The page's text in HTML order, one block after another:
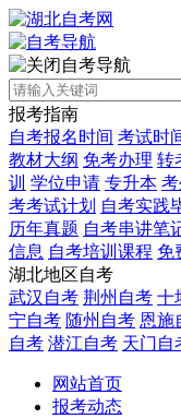
自考导航
报考指南
自考报名时间 考试时
教材大纲 免考办理 转
训 学位申请 专升本
考考试计划 自考实践
历年真题 自考串讲笔
信息 自考培训课程 免
湖北地区自考
武汉自考 荆州自考 十
宁自考 随州自考 恩施
自考 潜江自考 天门自
网站首页
报考动态